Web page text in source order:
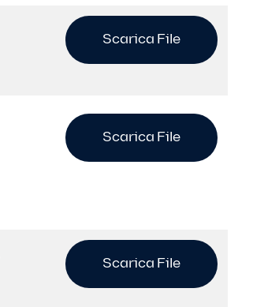
Scarica File
Scarica File
Scarica File